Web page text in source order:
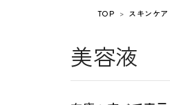
TOP スキンケア
美容液